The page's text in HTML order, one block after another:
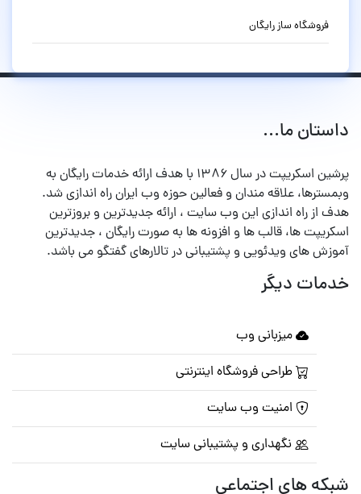
فروشگاه ساز رایگان
داستان ما...
پرشین اسکریپت در سال ۱۳۸۶ با هدف ارائه خدمات رایگان به
وبمسترها، علاقه مندان و فعالین حوزه وب ایران راه اندازی شد.
هدف از راه اندازی این وب سایت ، ارائه جدیدترین و بروزترین
اسکریپت ها، قالب ها و افزونه ها به صورت رایگان ، جدیدترین
آموزش های ویدئویی و پشتیبانی در تالارهای گفتگو می باشد.
خدمات دیگر
میزبانی وب
طراحی فروشگاه اینترنتی
امنیت وب سایت
نگهداری و پشتیبانی سایت
شبکه های اجتماعی